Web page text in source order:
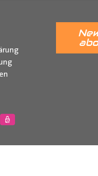
Maxus EV80
Radkastenschutz,
Movano
Peugeot Bipper
Toyota Proace
VW ID Cargo